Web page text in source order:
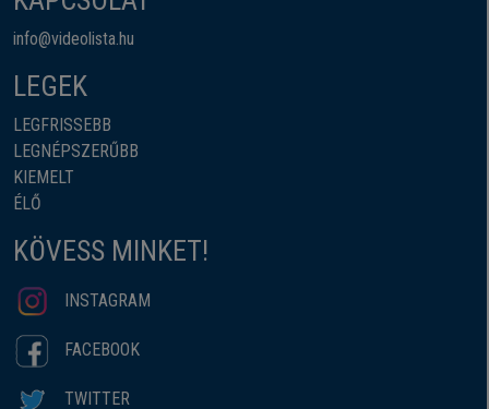
info@videolista.hu
LEGEK
LEGFRISSEBB
LEGNÉPSZERŰBB
KIEMELT
ÉLŐ
KÖVESS MINKET!
INSTAGRAM
FACEBOOK
TWITTER